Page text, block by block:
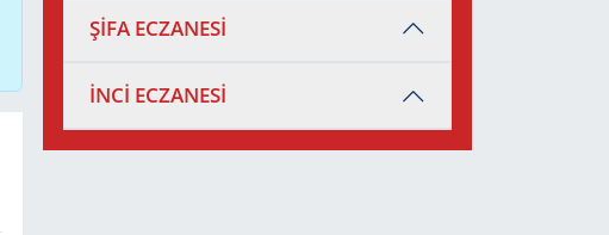
ŞİFA ECZANESİ
İNCİ ECZANESİ